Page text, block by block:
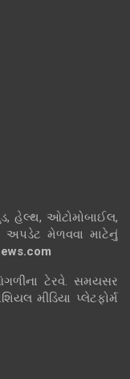
હેલ્થ, ઓટોમોબાઈલ,
મેળવવા માટેનું
ટેરવે. સમયસર
મીડિયા પ્લેટફોર્મ